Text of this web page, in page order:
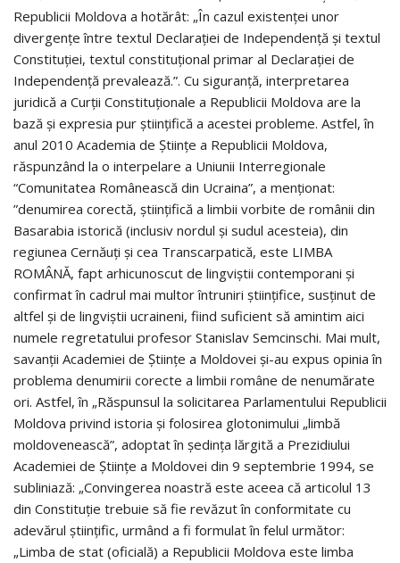
Republicii Moldova a hotărât: „În cazul existenţei unor
divergenţe între textul Declaraţiei de Independenţă şi textul
Constituţiei, textul constituţional primar al Declaraţiei de
Independenţă prevalează.”. Cu siguranţă, interpretarea
juridică a Curţii Constituţionale a Republicii Moldova are la
bază şi expresia pur ştiinţifică a acestei probleme. Astfel, în
anul 2010 Academia de Ştiinţe a Republicii Moldova,
răspunzând la o interpelare a Uniunii Interregionale
“Comunitatea Românească din Ucraina”, a menţionat:
”denumirea corectă, ştiinţifică a limbii vorbite de românii din
Basarabia istorică (inclusiv nordul şi sudul acesteia), din
regiunea Cernăuţi şi cea Transcarpatică, este LIMBA
ROMÂNĂ, fapt arhicunoscut de lingviştii contemporani şi
confirmat în cadrul mai multor întruniri ştiinţifice, susţinut de
altfel şi de lingviştii ucraineni, fiind suficient să amintim aici
numele regretatului profesor Stanislav Semcinschi. Mai mult,
savanţii Academiei de Ştiinţe a Moldovei şi-au expus opinia în
problema denumirii corecte a limbii române de nenumărate
ori. Astfel, în „Răspunsul la solicitarea Parlamentului Republicii
Moldova privind istoria şi folosirea glotonimului „limbă
moldovenească”, adoptat în şedinţa lărgită a Prezidiului
Academiei de Ştiinţe a Moldovei din 9 septembrie 1994, se
subliniază: „Convingerea noastră este aceea că articolul 13
din Constituţie trebuie să fie revăzut în conformitate cu
adevărul ştiinţific, urmând a fi formulat în felul următor:
„Limba de stat (oficială) a Republicii Moldova este limba